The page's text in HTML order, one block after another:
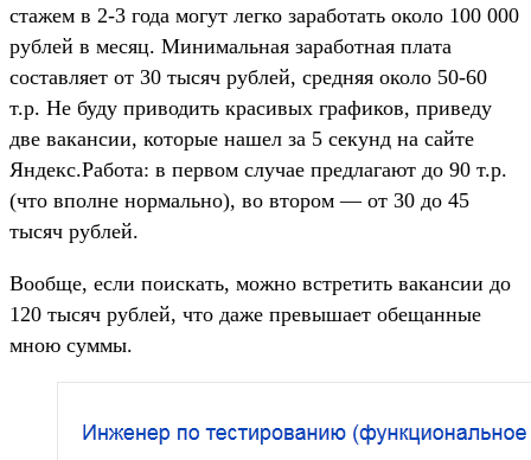
стажем в 2-3 года могут легко заработать около 100 000
рублей в месяц. Минимальная заработная плата
составляет от 30 тысяч рублей, средняя около 50-60
т.р. Не буду приводить красивых графиков, приведу
две вакансии, которые нашел за 5 секунд на сайте
Яндекс.Работа: в первом случае предлагают до 90 т.р.
(что вполне нормально), во втором — от 30 до 45
тысяч рублей.
Вообще, если поискать, можно встретить вакансии до
120 тысяч рублей, что даже превышает обещанные
мною суммы.